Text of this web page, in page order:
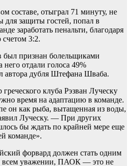
составе, отыграл 71 минуту, не
для защиты гостей, попал в
заработать пенальти, благодаря
счетом 3:2.
был признан болельщиками
отдали голоса 49%
автора дубля Штефана Шваба.
клуба Рэзван Луческу
время на адаптацию в команде.
он как рыба, вытащенная из воды,
Луческу. — При других
бы ждать по крайней мере еще
команде».
форвард должен стать одним
уважении, ПАОК — это не